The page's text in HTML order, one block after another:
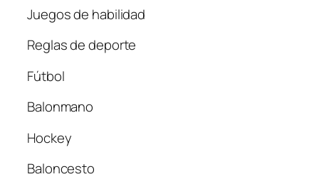
Juegos de habilidad
Reglas de deporte
Fútbol
Balonmano
Hockey
Baloncesto